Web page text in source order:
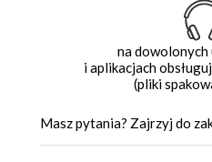
na dowolonych
i aplikacjach
(pliki
Masz pytania? Zajrzyj do